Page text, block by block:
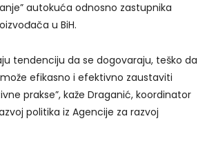
autokuća odnosno zastupnika
u BiH.
tendenciju da se dogovaraju, teško da
efikasno i efektivno zaustaviti
prakse”, kaže Draganić, koordinator
politika iz Agencije za razvoj